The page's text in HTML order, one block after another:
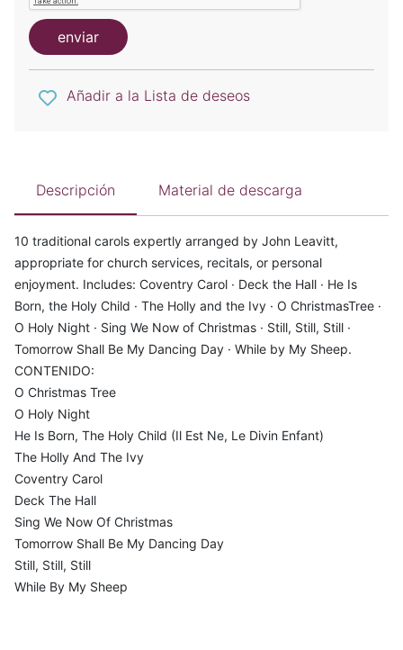
enviar
Añadir a la Lista de deseos
Descripción Material de descarga
10 traditional carols expertly arranged by John Leavitt,
appropriate for church services, recitals, or personal
enjoyment. Includes: Coventry Carol · Deck the Hall · He Is
Born, the Holy Child · The Holly and the Ivy · O ChristmasTree ·
O Holy Night · Sing We Now of Christmas · Still, Still, Still ·
Tomorrow Shall Be My Dancing Day · While by My Sheep.
CONTENIDO:
O Christmas Tree
O Holy Night
He Is Born, The Holy Child (Il Est Ne, Le Divin Enfant)
The Holly And The Ivy
Coventry Carol
Deck The Hall
Sing We Now Of Christmas
Tomorrow Shall Be My Dancing Day
Still, Still, Still
While By My Sheep